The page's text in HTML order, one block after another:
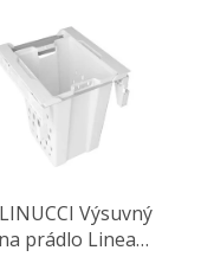
Výsuvný
prádlo Linea